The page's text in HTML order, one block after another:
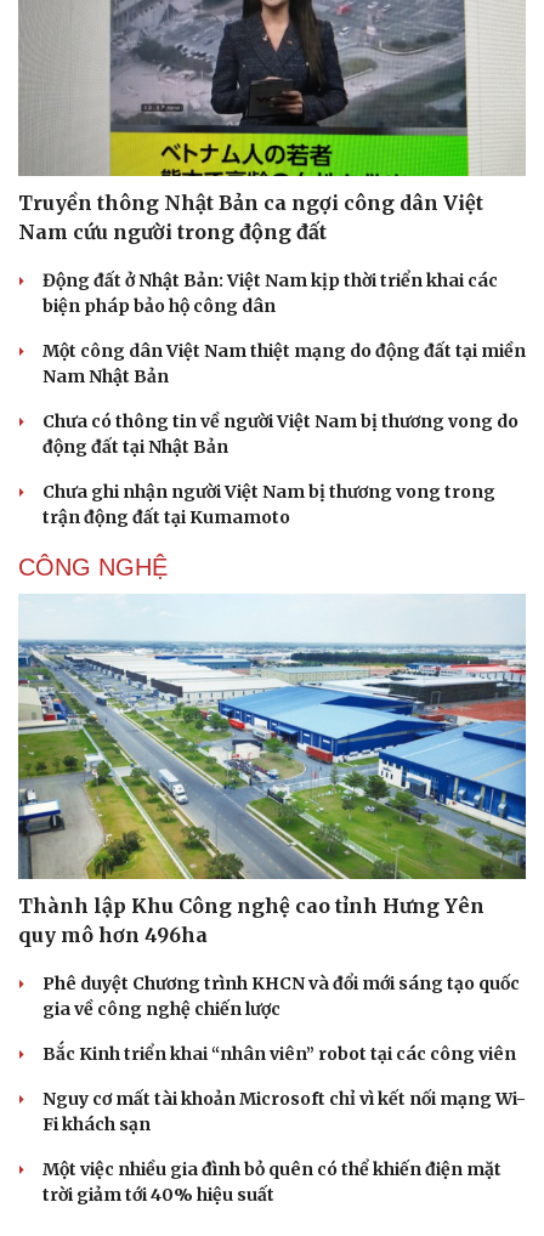
Văn hóa
Văn học
Âm nhạc
Giải trí
Sao Việt
Truyền thông Nhật Bản ca ngợi công dân Việt
Nam cứu người trong động đất
Động đất ở Nhật Bản: Việt Nam kịp thời triển khai các
biện pháp bảo hộ công dân
Một công dân Việt Nam thiệt mạng do động đất tại miền
Nam Nhật Bản
Chưa có thông tin về người Việt Nam bị thương vong do
động đất tại Nhật Bản
Chưa ghi nhận người Việt Nam bị thương vong trong
trận động đất tại Kumamoto
CÔNG NGHỆ
Thành lập Khu Công nghệ cao tỉnh Hưng Yên
quy mô hơn 496ha
Phê duyệt Chương trình KHCN và đổi mới sáng tạo quốc
gia về công nghệ chiến lược
Bắc Kinh triển khai “nhân viên” robot tại các công viên
Nguy cơ mất tài khoản Microsoft chỉ vì kết nối mạng Wi-
Fi khách sạn
Một việc nhiều gia đình bỏ quên có thể khiến điện mặt
trời giảm tới 40% hiệu suất